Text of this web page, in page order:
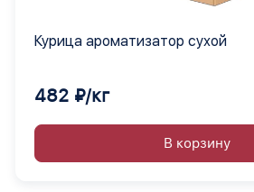
Курица ароматизатор сухой
482 ₽/кг
В корзину